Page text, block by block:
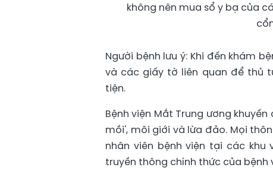
không nên mua sổ y bạ của
Người bệnh lưu ý: Khi đến khám
và các giấy tờ liên quan để thủ
tiện.
Bệnh viện Mắt Trung ương
mồi', môi giới và lừa đảo. Mọi
nhân viên bệnh viện tại các
truyền thông chính thức của bệnh